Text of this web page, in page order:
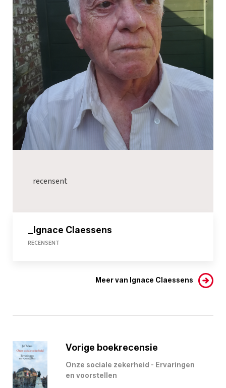
recensent
_Ignace Claessens
RECENSENT
Meer van Ignace Claessens
Vorige boekrecensie
Onze sociale zekerheid - Ervaringen
en voorstellen